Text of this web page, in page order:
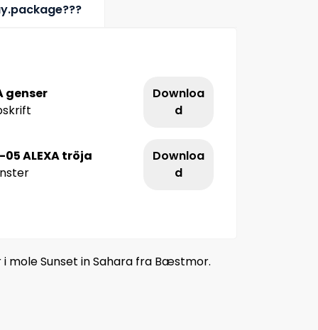
genser
Downloa
d
05 ALEXA tröja
Downloa
d
i mole Sunset in Sahara fra Bæstmor.